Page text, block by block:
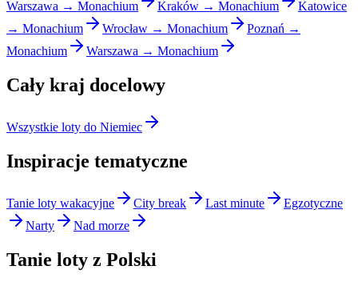
Warszawa → Monachium Kraków → Monachium
Katowice
→ Monachium
Wrocław → Monachium
Poznań →
Monachium
Warszawa → Monachium
Cały kraj docelowy
Wszystkie loty do Niemiec
Inspiracje tematyczne
Tanie loty wakacyjne City break Last minute
Egzotyczne
Narty
Nad morze
Tanie loty z Polski